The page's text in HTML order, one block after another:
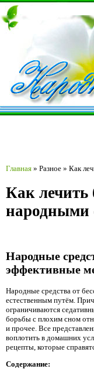
Главная » Разное » Как
Как лечить
народными
Народные
эффективные
Народные средства от
естественным путём.
ограничиваются
борьбы с плохим сном
и прочее. Все
воплотить в домашних
рецепты, которые
Содержание: